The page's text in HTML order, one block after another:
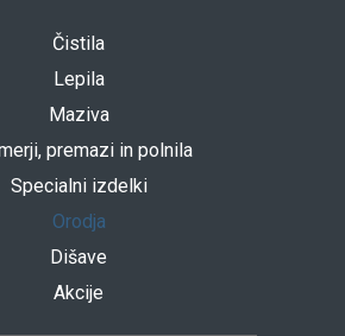
Čistila
Lepila
Maziva
premazi in polnila
Specialni izdelki
Orodja
Dišave
Akcije